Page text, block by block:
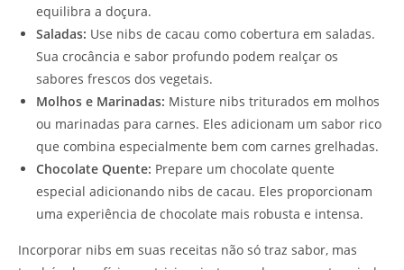
equilibra a doçura.
Saladas: Use nibs de cacau como cobertura em saladas.
Sua crocância e sabor profundo podem realçar os
sabores frescos dos vegetais.
Molhos e Marinadas: Misture nibs triturados em molhos
ou marinadas para carnes. Eles adicionam um sabor rico
que combina especialmente bem com carnes grelhadas.
Chocolate Quente: Prepare um chocolate quente
especial adicionando nibs de cacau. Eles proporcionam
uma experiência de chocolate mais robusta e intensa.
Incorporar nibs em suas receitas não só traz sabor, mas